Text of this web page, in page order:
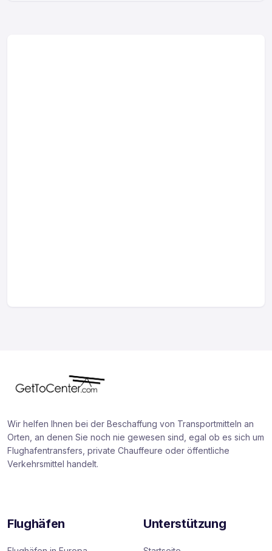
Wir helfen Ihnen bei der Beschaffung von Transportmitteln an
Orten, an denen Sie noch nie gewesen sind, egal ob es sich um
Flughafentransfers, private Chauffeure oder öffentliche
Verkehrsmittel handelt.
Flughäfen Unterstützung